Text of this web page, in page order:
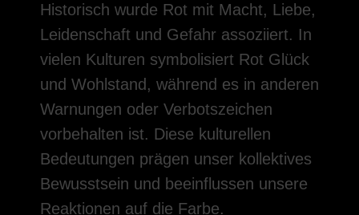
Historisch wurde Rot mit Macht, Liebe,
Leidenschaft und Gefahr assoziiert. In
vielen Kulturen symbolisiert Rot Glück
und Wohlstand, während es in anderen
Warnungen oder Verbotszeichen
vorbehalten ist. Diese kulturellen
Bedeutungen prägen unser kollektives
Bewusstsein und beeinflussen unsere
Reaktionen auf die Farbe.